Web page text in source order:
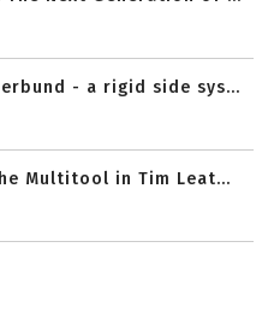
- a rigid side sys...
Multitool in Tim Leat...